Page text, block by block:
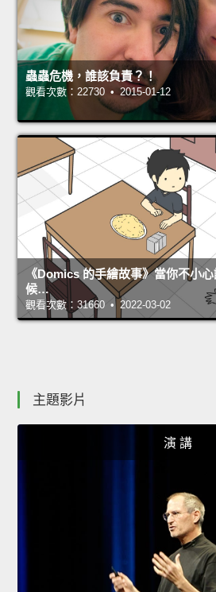
蟲蟲危機，誰該負責？！
觀看次數：22730 • 2015-01-12
《Domics 的手繪故事》當你不小
候…
觀看次數：31660 • 2022-03-02
主題影片
演 講